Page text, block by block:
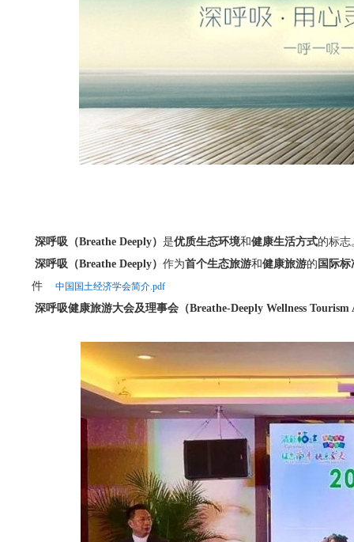
深呼吸（Breathe Deeply） 是优质生态环境和健康生活方式的标志
深呼吸（Breathe Deeply） 作为首个生态旅游和健康旅游的 国际标
件
中国国土经济学会简介.pdf
深呼吸健康旅游大会及理事会（Breathe-Deeply Wellness Tourism